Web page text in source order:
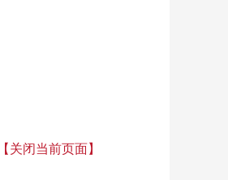
【关闭当前页面】